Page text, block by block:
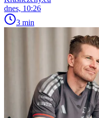
dnes, 10:26
3 min